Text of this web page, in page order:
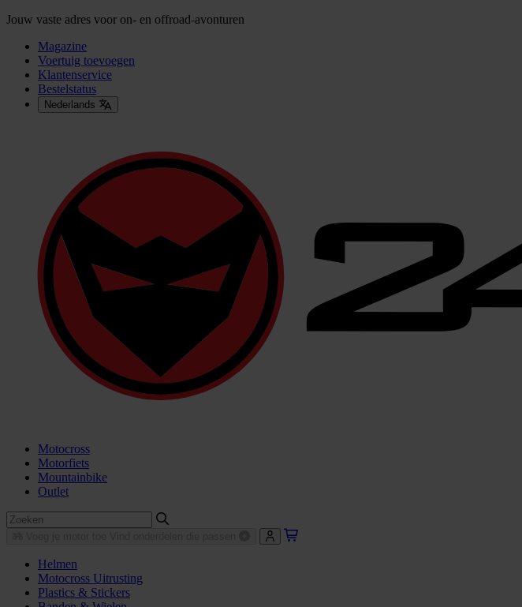
Jouw vaste adres voor on- en offroad-avonturen
Magazine
Voertuig toevoegen
Klantenservice
Bestelstatus
Nederlands
Motocross
Motorfiets
Mountainbike
Outlet
Helmen
Motocross Uitrusting
Plastics & Stickers